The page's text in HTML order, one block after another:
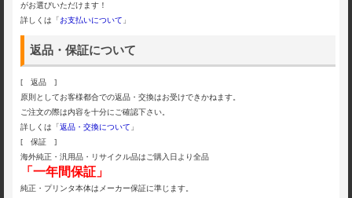
がお選びいただけます！
詳しくは「お支払いについて 」
返品・保証について
[ 返品 ]
原則としてお客様都合での返品・交換はお受けできかねます。
ご注文の際は内容を十分にご確認下さい。
詳しくは「返品・交換について 」
[ 保証 ]
海外純正・汎用品・リサイクル品はご購入日より全品
「一年間保証」
純正・プリンタ本体はメーカー保証に準じます。